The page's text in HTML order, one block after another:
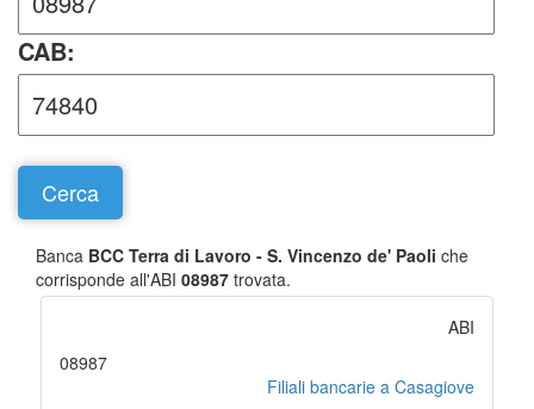
CAB:
Banca BCC Terra di Lavoro - S. Vincenzo de' Paoli che
corrisponde all'ABI 08987 trovata.
ABI
08987
Filiali bancarie a Casagiove